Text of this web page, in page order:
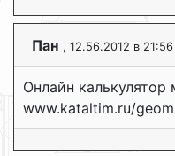
Пан , 12.56.2012 в 21:56
Онлайн
www.kataltim.ru/